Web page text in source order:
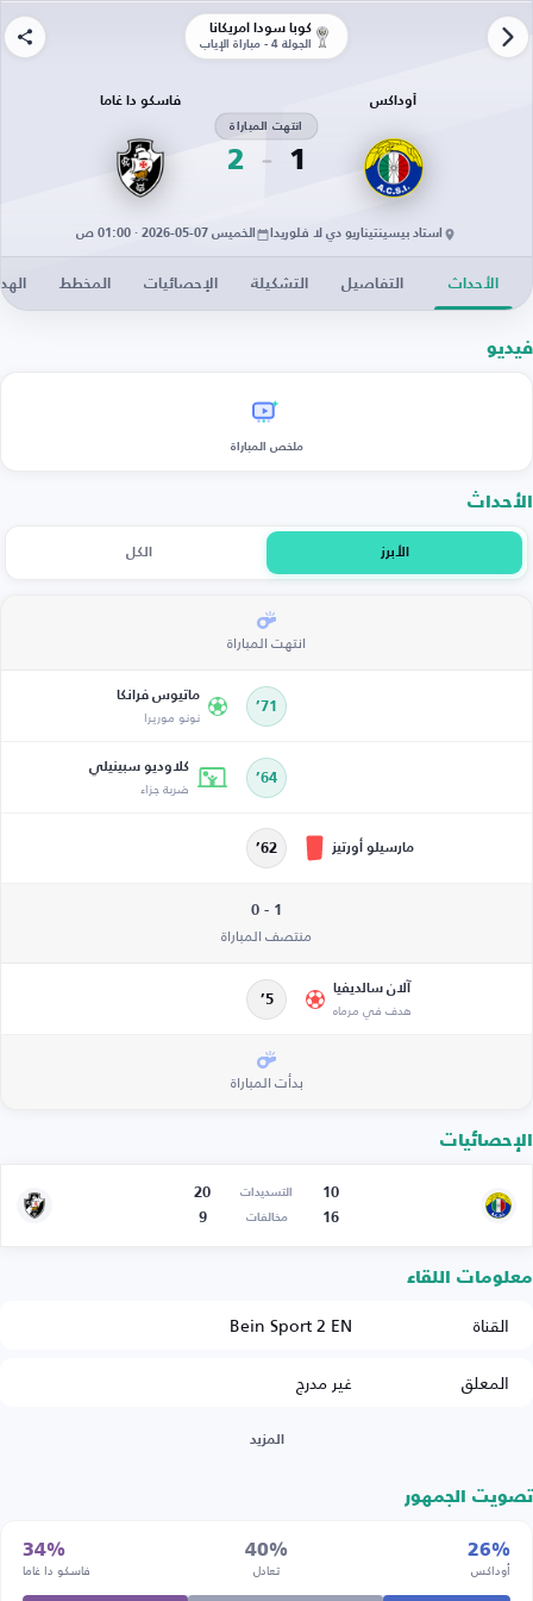
كوبا سودا أمريكانا
الجولة 4 - مباراة الإياب
أوداكس
1
انتهت المباراة
2
فاسكو دا غاما
استاد بيسينتيناريو دي لا فلوريدا الخميس 07-05-2026 · 01:00 ص
الأحداث التفاصيل التشكيلة الإحصائيات المخطط
فيديو
ملخص المباراة
الأحداث
الأبرز الكل
انتهت المباراة
71’
ماتيوس فرانكا
نونو موريرا
64’
كلاوديو سبينيلي
ضربة جزاء
مارسيلو أورتيز 62’
1 - 0
منتصف المباراة
آلان سالديفيا
هدف في مرماه 5’
بدأت المباراة
الإحصائيات
10 التسديدات
20
16
مخالفات 9
معلومات اللقاء
القناة
Bein Sport 2 EN
المعلق
غير مدرج
المزيد
تصويت الجمهور
26%
أوداكس
40%
تعادل
34%
فاسكو دا غاما